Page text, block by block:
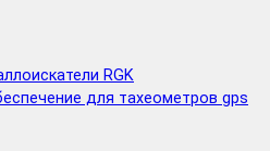
RGK
для тахеометров gps